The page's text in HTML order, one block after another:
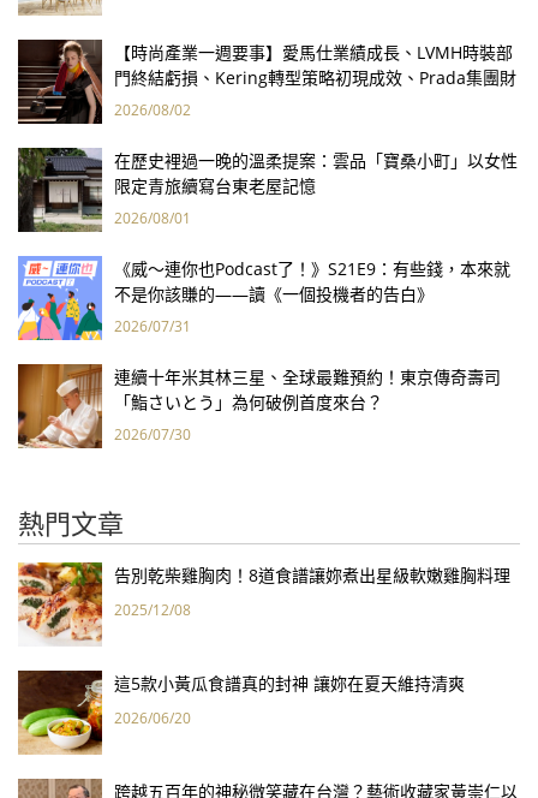
【時尚產業一週要事】愛馬仕業績成長、LVMH時裝部
門終結虧損、Kering轉型策略初現成效、Prada集團財
報亮眼
2026/08/02
在歷史裡過一晚的溫柔提案：雲品「寶桑小町」以女性
限定青旅續寫台東老屋記憶
2026/08/01
《威～連你也Podcast了！》S21E9：有些錢，本來就
不是你該賺的——讀《一個投機者的告白》
2026/07/31
連續十年米其林三星、全球最難預約！東京傳奇壽司
「鮨さいとう」為何破例首度來台？
2026/07/30
熱門文章
告別乾柴雞胸肉！8道食譜讓妳煮出星級軟嫩雞胸料理
2025/12/08
這5款小黃瓜食譜真的封神 讓妳在夏天維持清爽
2026/06/20
跨越五百年的神秘微笑藏在台灣？藝術收藏家黃崇仁以